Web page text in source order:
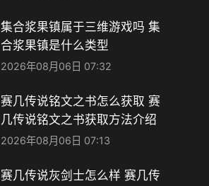
集合浆果镇属于三维游戏吗 集
合浆果镇是什么类型
2026年08月06日 07:32
赛几传说铭文之书怎么获取 赛
几传说铭文之书获取方法介绍
2026年08月06日 07:13
赛几传说灰剑士怎么样 赛几传